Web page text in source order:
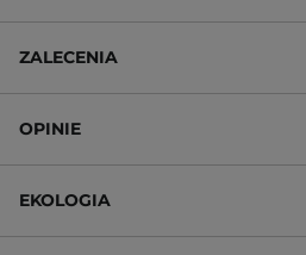
ZALECENIA
OPINIE
EKOLOGIA